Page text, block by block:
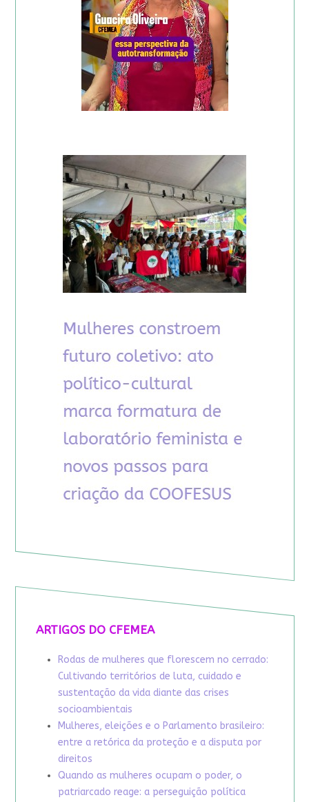
ARTIGOS DO CFEMEA
Rodas de mulheres que florescem no cerrado:
Cultivando territórios de luta, cuidado e
sustentação da vida diante das crises
socioambientais
Mulheres, eleições e o Parlamento brasileiro:
entre a retórica da proteção e a disputa por
direitos
Quando as mulheres ocupam o poder, o
patriarcado reage: a perseguição política